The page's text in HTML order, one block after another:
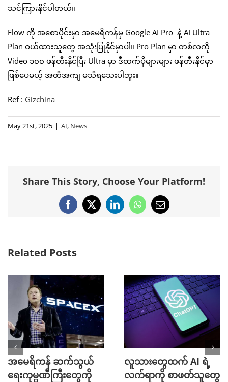
သင်ကြားနိုင်ပါတယ်။
Flow ကို အစောပိုင်းမှာ အမေရိကန်မှ Google AI Pro နဲ့ AI Ultra
Plan ဝယ်ထားသူတွေ အသုံးပြုနိုင်မှာပါ။ Pro Plan မှာ တစ်လကို
Video ၁၀၀ ဖန်တီးနိုင်ပြီး Ultra မှာ ဒီထက်ပိုများများ ဖန်တီးနိုင်မှာ
ဖြစ်ပေမယ့် အတိအကျ မသိရသေးပါဘူး။
Ref : Gizchina
May 21st, 2025 | AI, News
Share This Story, Choose Your Platform!
Facebook
X LinkedInWhatsApp
Email
Related Posts
အမေရိကန် ဆက်သွယ်
ရေးကုမ္ပဏီကြီးတွေကို
လူသားတွေထက် AI ရဲ့
လက်ရာကို စာဖတ်သူတွေ